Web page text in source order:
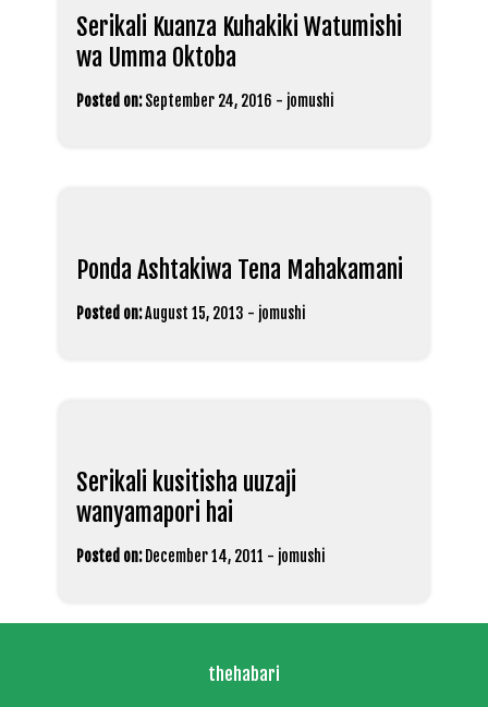
Serikali Kuanza Kuhakiki Watumishi
wa Umma Oktoba
Posted on: September 24, 2016 - jomushi
Ponda Ashtakiwa Tena Mahakamani
Posted on:August 15, 2013 - jomushi
Serikali kusitisha uuzaji
wanyamapori hai
Posted on: December 14, 2011 - jomushi
thehabari